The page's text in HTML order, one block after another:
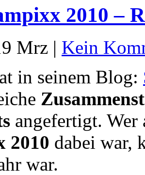
2010 –
Mrz | Kein
in seinem Blog:
angefertigt.
2010 dabei war,
war.